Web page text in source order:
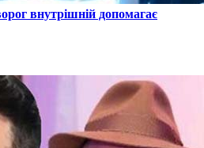
внутрішній допомагає